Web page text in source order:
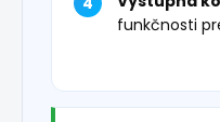
funkčnosti